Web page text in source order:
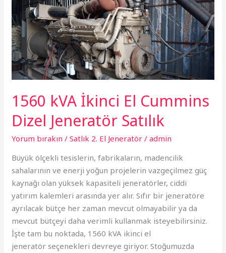
1560 kVA İkinci El Cummins
Dizel Jeneratör Satılık
Yorum bırakın /Satlık 2. El Jeneratör /admin
Büyük ölçekli tesislerin, fabrikaların, madencilik
sahalarının ve enerji yoğun projelerin vazgeçilmez güç
kaynağı olan yüksek kapasiteli jeneratörler, ciddi
yatırım kalemleri arasında yer alır. Sıfır bir jeneratöre
ayrılacak bütçe her zaman mevcut olmayabilir ya da
mevcut bütçeyi daha verimli kullanmak isteyebilirsiniz.
İşte tam bu noktada, 1560 kVA ikinci el
jeneratör seçenekleri devreye giriyor. Stoğumuzda
İkinci
El
Cummins
Dizel
Jeneratör
Satılık